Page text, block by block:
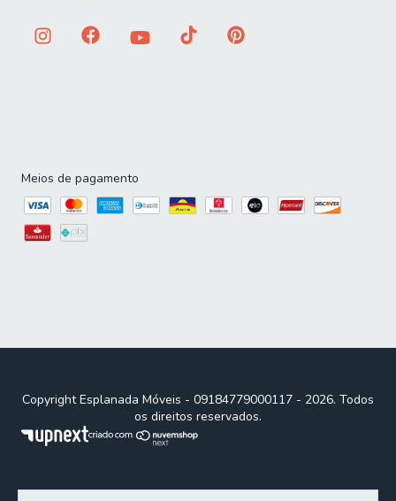
for a sua escolha, nossos móveis são feitos para otimizar
cada metro quadrado, garantindo que seu quarto seja,
investir em uma nova cama box casal , você garante um
produto com alto custo-benefício. Aproveite para
completar seu ambiente com nossas
nossa seleção completa de
Meios de pagamento
Copyright Esplanada Móveis - 09184779000117 - 2026. Todos
os direitos reservados.